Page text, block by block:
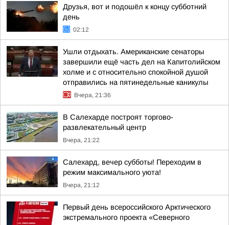
Друзья, вот и подошёл к концу субботний
день
02:12
Ушли отдыхать. Американские сенаторы
завершили ещё часть дел на Капитолийском
холме и с относительно спокойной душой
отправились на пятинедельные каникулы
Вчера, 21:36
В Салехарде построят торгово-
развлекательный центр
Вчера, 21:22
Салехард, вечер субботы! Переходим в
режим максимального уюта!
Вчера, 21:12
Первый день всероссийского Арктического
экстремального проекта «Северного